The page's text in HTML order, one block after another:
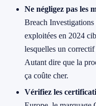
Ne négligez pas les
Breach
exploitées en 2024
lesquelles un
Autant dire que la
ça coûte cher.
Vérifiez les